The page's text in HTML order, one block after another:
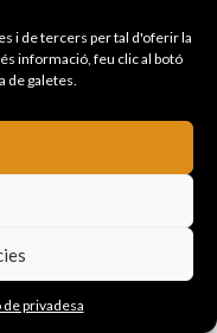
i de tercers per tal d'oferir la
informació, feu clic al botó
de galetes.
privadesa
en files ni en
per